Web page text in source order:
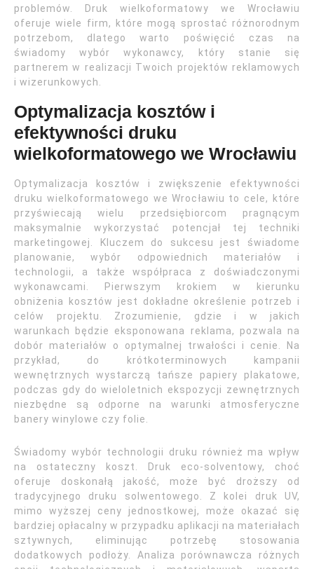
problemów. Druk wielkoformatowy we Wrocławiu
oferuje wiele firm, które mogą sprostać różnorodnym
potrzebom, dlatego warto poświęcić czas na
świadomy wybór wykonawcy, który stanie się
partnerem w realizacji Twoich projektów reklamowych
i wizerunkowych.
Optymalizacja kosztów i
efektywności druku
wielkoformatowego we Wrocławiu
Optymalizacja kosztów i zwiększenie efektywności
druku wielkoformatowego we Wrocławiu to cele, które
przyświecają wielu przedsiębiorcom pragnącym
maksymalnie wykorzystać potencjał tej techniki
marketingowej. Kluczem do sukcesu jest świadome
planowanie, wybór odpowiednich materiałów i
technologii, a także współpraca z doświadczonymi
wykonawcami. Pierwszym krokiem w kierunku
obniżenia kosztów jest dokładne określenie potrzeb i
celów projektu. Zrozumienie, gdzie i w jakich
warunkach będzie eksponowana reklama, pozwala na
dobór materiałów o optymalnej trwałości i cenie. Na
przykład, do krótkoterminowych kampanii
wewnętrznych wystarczą tańsze papiery plakatowe,
podczas gdy do wieloletnich ekspozycji zewnętrznych
niezbędne są odporne na warunki atmosferyczne
banery winylowe czy folie.
Świadomy wybór technologii druku również ma wpływ
na ostateczny koszt. Druk eco-solventowy, choć
oferuje doskonałą jakość, może być droższy od
tradycyjnego druku solwentowego. Z kolei druk UV,
mimo wyższej ceny jednostkowej, może okazać się
bardziej opłacalny w przypadku aplikacji na materiałach
sztywnych, eliminując potrzebę stosowania
dodatkowych podłoży. Analiza porównawcza różnych